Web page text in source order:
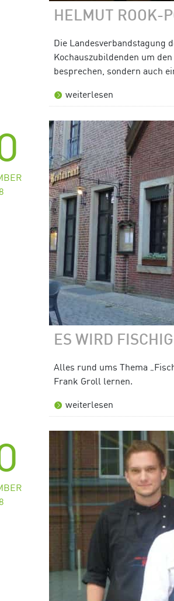
HELMUT ROOK-
Die Landesverbandstagung
Kochauszubildenden um
besprechen, sondern auch
weiterlesen
ES WIRD
Alles rund ums Thema
Frank Groll lernen.
weiterlesen